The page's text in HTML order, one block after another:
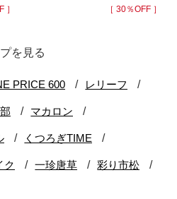
］ ［ 30％OFF ］
を見る